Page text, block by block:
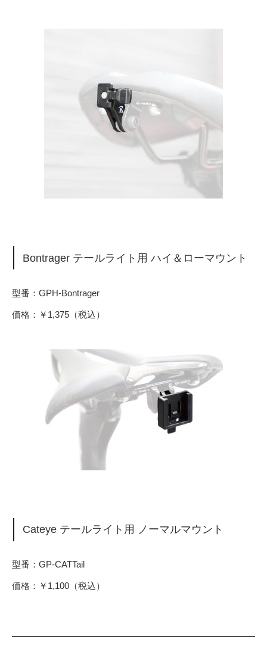
Bontrager テールライト用 ハイ＆ローマウント
型番：GPH-Bontrager
価格：￥1,375（税込）
Cateye テールライト用 ノーマルマウント
型番：GP-CATTail
価格：￥1,100（税込）